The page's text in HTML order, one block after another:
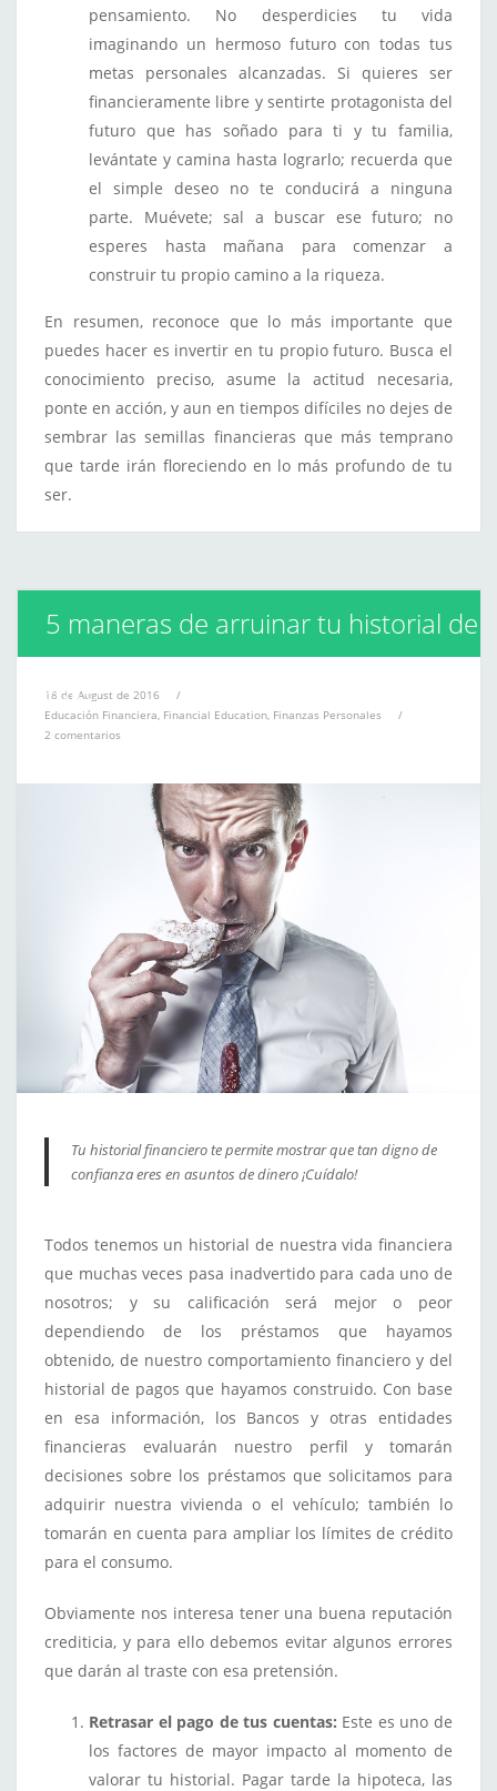
pensamiento. No desperdicies tu vida
imaginando un hermoso futuro con todas tus
metas personales alcanzadas. Si quieres ser
financieramente libre y sentirte protagonista del
futuro que has soñado para ti y tu familia,
levántate y camina hasta lograrlo; recuerda que
el simple deseo no te conducirá a ninguna
parte. Muévete; sal a buscar ese futuro; no
esperes hasta mañana para comenzar a
construir tu propio camino a la riqueza.
En resumen, reconoce que lo más importante que
puedes hacer es invertir en tu propio futuro. Busca el
conocimiento preciso, asume la actitud necesaria,
ponte en acción, y aun en tiempos difíciles no dejes de
sembrar las semillas financieras que más temprano
que tarde irán floreciendo en lo más profundo de tu
ser.
5 maneras de arruinar tu historial de
crédito
18 de August de 2016
/
Educación Financiera, Financial Education, Finanzas Personales
/
2 comentarios
Tu historial financiero te permite mostrar que tan digno de
confianza eres en asuntos de dinero ¡Cuídalo!
Todos tenemos un historial de nuestra vida financiera
que muchas veces pasa inadvertido para cada uno de
nosotros; y su calificación será mejor o peor
dependiendo de los préstamos que hayamos
obtenido, de nuestro comportamiento financiero y del
historial de pagos que hayamos construido. Con base
en esa información, los Bancos y otras entidades
financieras evaluarán nuestro perfil y tomarán
decisiones sobre los préstamos que solicitamos para
adquirir nuestra vivienda o el vehículo; también lo
tomarán en cuenta para ampliar los límites de crédito
para el consumo.
Obviamente nos interesa tener una buena reputación
crediticia, y para ello debemos evitar algunos errores
que darán al traste con esa pretensión.
Retrasar el pago de tus cuentas: Este es uno de
los factores de mayor impacto al momento de
valorar tu historial. Pagar tarde la hipoteca, las